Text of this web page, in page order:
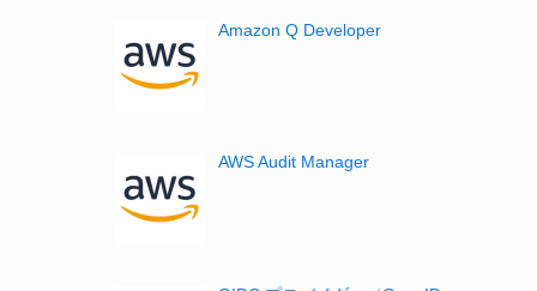
Amazon Q Developer
AWS Audit Manager